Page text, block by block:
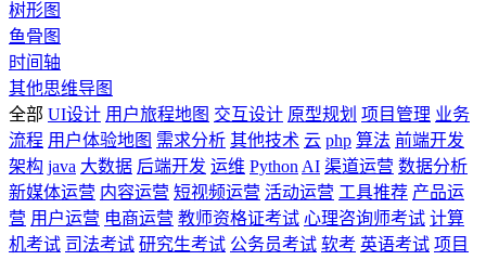
树形图
鱼骨图
时间轴
其他思维导图
全部 UI设计 用户旅程地图 交互设计 原型规划 项目管理 业务
流程 用户体验地图 需求分析 其他技术 云 php 算法 前端开发
架构 java 大数据 后端开发 运维 Python AI 渠道运营 数据分析
新媒体运营 内容运营 短视频运营 活动运营 工具推荐 产品运
营 用户运营 电商运营 教师资格证考试 心理咨询师考试 计算
机考试 司法考试 研究生考试 公务员考试 软考 英语考试 项目